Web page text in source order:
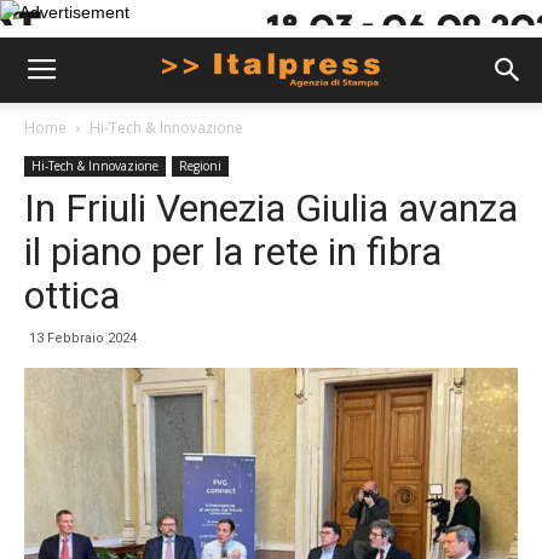
Home Hi-Tech & Innovazione
Hi-Tech & Innovazione Regioni
In Friuli Venezia Giulia avanza
il piano per la rete in fibra
ottica
13 Febbraio 2024